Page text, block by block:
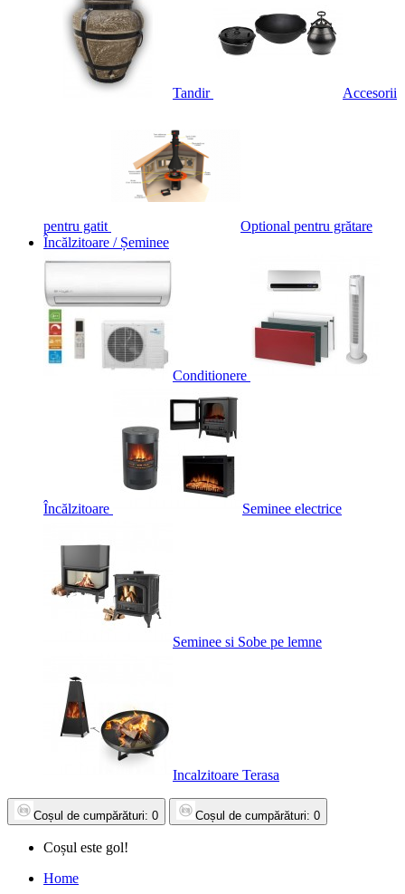
Tandir Accesorii
pentru gatit
Optional pentru grătare
Încălzitoare / Șeminee
Conditionere
Încălzitoare Seminee electrice
Seminee si Sobe pe lemne
Incalzitoare Terasa
Coșul de cumpărături: 0 Coșul de cumpărături: 0
Coșul este gol!
Home